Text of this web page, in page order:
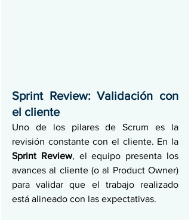
Sprint Review: Validación con
el cliente
Uno de los pilares de Scrum es la
Sprint Review, el equipo presenta los
avances al cliente (o al Product Owner)
para validar que el trabajo realizado
está alineado con las expectativas.